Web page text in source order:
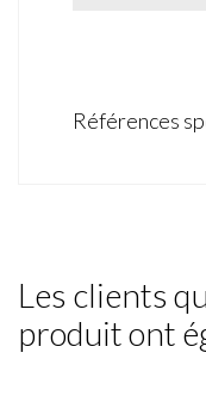
Références
Les clients
produit ont